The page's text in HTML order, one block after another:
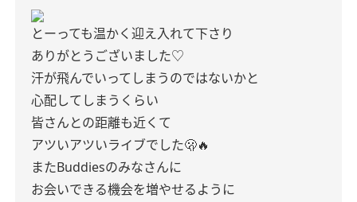
とーっても温かく迎え入れて下さり
ありがとうございました♡
汗が飛んでいってしまうのではないかと
心配してしまうくらい
皆さんとの距離も近くて
アツいアツいライブでした🫢🔥
またBuddiesのみなさんに
お会いできる機会を増やせるように